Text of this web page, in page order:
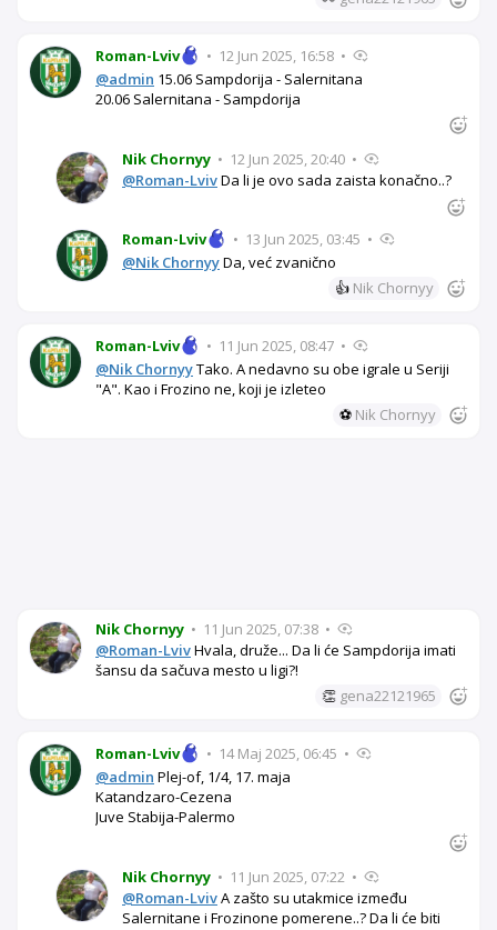
Roman-Lviv • 12 Jun 2025, 16:58 •
@admin 15.06 Sampdorija - Salernitana
20.06 Salernitana - Sampdorija
Nik Chornyy • 12 Jun 2025, 20:40 •
@Roman-LvivDa li je ovo sada zaista konačno..?
Roman-Lviv • 13 Jun 2025, 03:45 •
@Nik ChornyyDa, već zvanično
👍 Nik Chornyy
Roman-Lviv • 11 Jun 2025, 08:47 •
@Nik ChornyyTako. A nedavno su obe igrale u Seriji
"A". Kao i Frozino ne, koji je izleteo
⚽ Nik Chornyy
Nik Chornyy • 11 Jun 2025, 07:38 •
@Roman-LvivHvala, druže... Da li će Sampdorija imati
šansu da sačuva mesto u ligi?!
👏 gena22121965
Roman-Lviv • 14 Maj 2025, 06:45 •
@admin Plej-of, 1/4, 17. maja
Katandzaro-Cezena
Juve Stabija-Palermo
Nik Chornyy • 11 Jun 2025, 07:22 •
@Roman-LvivA zašto su utakmice između
Salernitane i Frozinone pomerene..? Da li će biti